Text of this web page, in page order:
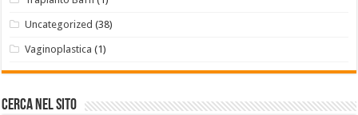
Uncategorized (38)
Vaginoplastica (1)
Cerca Nel Sito